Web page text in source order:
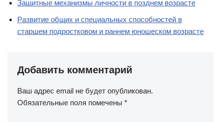
Защитные механизмы личности в позднем возрасте
Развитие общих и специальных способностей в
старшем подростковом и раннем юношеском возрасте
Добавить комментарий
Ваш адрес email не будет опубликован.
Обязательные поля помечены *